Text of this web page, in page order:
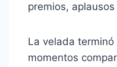
premios,
La velada
momentos